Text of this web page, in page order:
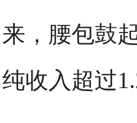
来，腰包鼓
纯收入超过